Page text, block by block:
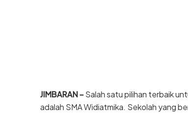
JIMBARAN –Salah satu pilihan terbaik
adalah SMA Widiatmika. Sekolah yang